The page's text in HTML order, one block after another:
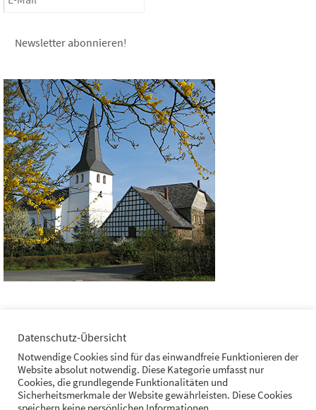
Ev. Kirche Honrath
Datenschutz-Übersicht
Notwendige Cookies sind für das einwandfreie Funktionieren der
Website absolut notwendig. Diese Kategorie umfasst nur
Cookies, die grundlegende Funktionalitäten und
Sicherheitsmerkmale der Website gewährleisten. Diese Cookies